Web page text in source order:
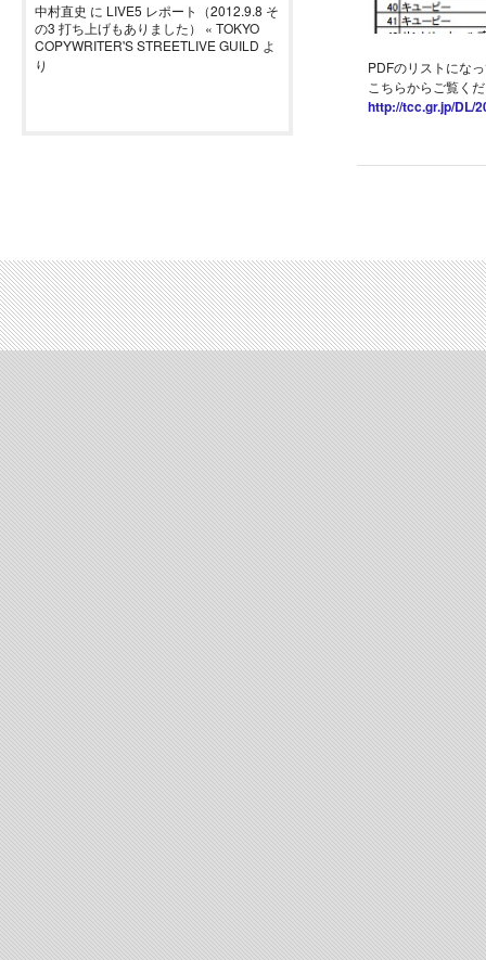
中村直史 に LIVE5 レポート（2012.9.8 そ
の3 打ち上げもありました） « TOKYO
COPYWRITER'S STREETLIVE GUILD よ
り
PDFのリストにな
こちらからご覧く
http://tcc.gr.jp/DL/